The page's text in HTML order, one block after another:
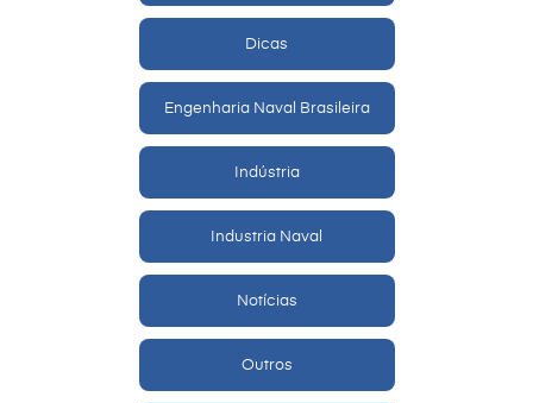
Dicas
Engenharia Naval Brasileira
Indústria
Industria Naval
Notícias
Outros